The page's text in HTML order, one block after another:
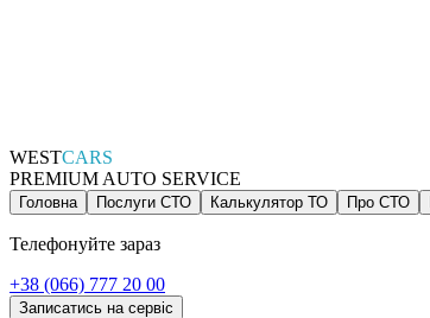
WESTCARS
PREMIUM AUTO SERVICE
Головна Послуги СТО Калькулятор ТО Про СТО
Телефонуйте зараз
+38 (066) 777 20 00
Записатись на сервіс